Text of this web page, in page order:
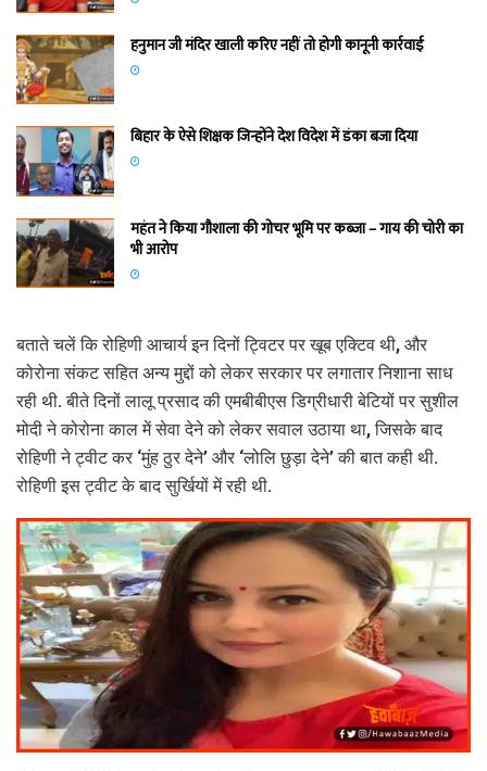
हनुमान जी मंदिर खाली करिए नहीं तो होगी कानूनी कार्रवाई
बिहार के ऐसे शिक्षक जिन्होंने देश विदेश में डंका बजा दिया
महंत ने किया गौशाला की गोचर भूमि पर कब्जा – गाय की चोरी का
भी आरोप
बताते चलें कि रोहिणी आचार्य इन दिनों ट्विटर पर खूब एक्टिव थी, और
कोरोना संकट सहित अन्य मुद्दों को लेकर सरकार पर लगातार निशाना साध
रही थी. बीते दिनों लालू प्रसाद की एमबीबीएस डिग्रीधारी बेटियों पर सुशील
मोदी ने कोरोना काल में सेवा देने को लेकर सवाल उठाया था, जिसके बाद
रोहिणी ने ट्वीट कर ‘मुंह ठुर देने’ और ‘लोलि छुड़ा देने’ की बात कही थी.
रोहिणी इस ट्वीट के बाद सुर्खियों में रही थी.